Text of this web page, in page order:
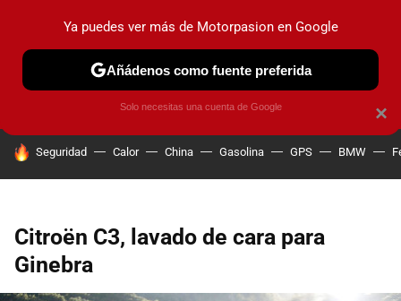
PRUEBAS COCHES ELÉCTRICOS OBSERVATORIO
HOY SE HABLA DE
Seguridad Calor China Gasolina GPS BMW
Citroën C3, lavado de cara para
Ginebra
×
Ya puedes ver más de Motorpasion en Google
Añádenos como fuente preferida
Solo necesitas una cuenta de Google